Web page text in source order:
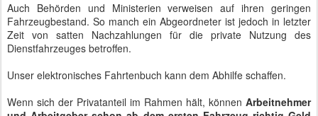
Auch Behörden und Ministerien verweisen auf ihren geringen
Fahrzeugbestand. So manch ein Abgeordneter ist jedoch in letzter
Zeit von satten Nachzahlungen für die private Nutzung des
Dienstfahrzeuges betroffen.
Unser elektronisches Fahrtenbuch kann dem Abhilfe schaffen.
Wenn sich der Privatanteil im Rahmen hält, können Arbeitnehmer